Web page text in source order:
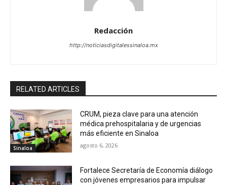
Redacción
http://noticiasdigitalessinaloa.mx
RELATED ARTICLES
Sinaloa
CRUM, pieza clave para una atención
médica prehospitalaria y de urgencias
más eficiente en Sinaloa
agosto 6, 2026
Fortalece Secretaría de Economía diálogo
con jóvenes empresarios para impulsar